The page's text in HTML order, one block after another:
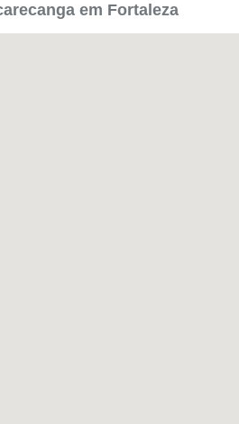
em Fortaleza